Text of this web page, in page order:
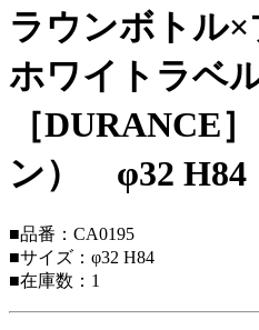
ラウンボトル
ホワイトラベ
［DURANCE
ン） φ32 H84
■品番：CA0195
■サイズ：φ32 H84
■在庫数：1